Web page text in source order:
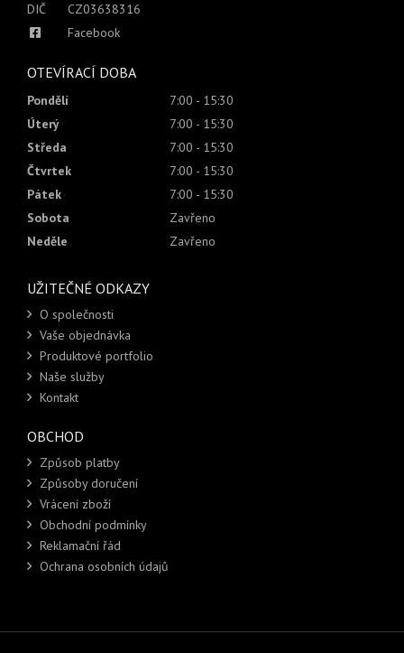
DIČ
CZ03638316
Facebook
OTEVÍRACÍ DOBA
Pondělí
7:00 - 15:30
Úterý
7:00 - 15:30
Středa
7:00 - 15:30
Čtvrtek
7:00 - 15:30
Pátek
7:00 - 15:30
Sobota
Zavřeno
Neděle
Zavřeno
UŽITEČNÉ ODKAZY
O společnosti
Vaše objednávka
Produktové portfolio
Naše služby
Kontakt
OBCHOD
Způsob platby
Způsoby doručení
Vrácení zboží
Obchodní podmínky
Reklamační řád
Ochrana osobních údajů